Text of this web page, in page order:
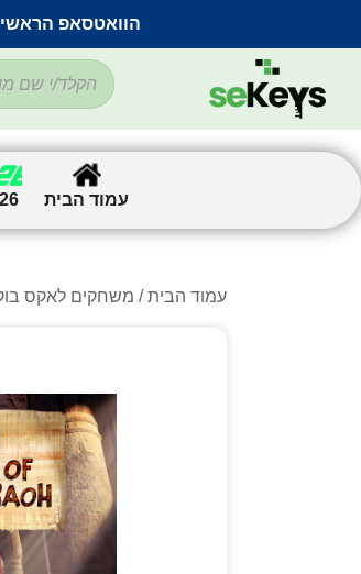
הוואטסאפ הראשי שלנו (053-
עמוד הבית
עמוד הבית/ משחקים לאקס